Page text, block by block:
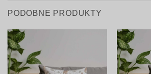
PODOBNE PRODUKTY